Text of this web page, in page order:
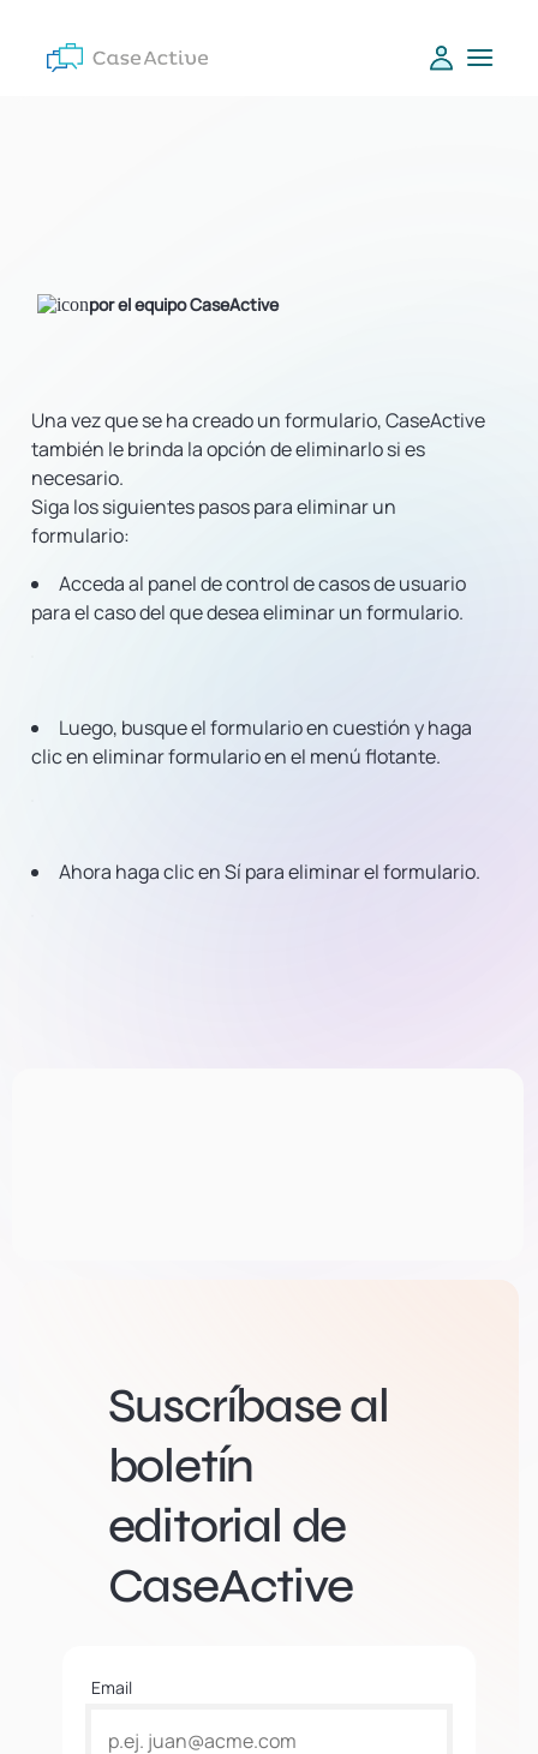
por el equipo CaseActive
Una vez que se ha creado un formulario, CaseActive
también le brinda la opción de eliminarlo si es
necesario.
Siga los siguientes pasos para eliminar un
formulario:
Acceda al panel de control de casos de usuario
para el caso del que desea eliminar un formulario.
Luego, busque el formulario en cuestión y haga
clic en eliminar formulario en el menú flotante.
Ahora haga clic en Sí para eliminar el formulario.
Suscríbase al
boletín
editorial de
CaseActive
Email